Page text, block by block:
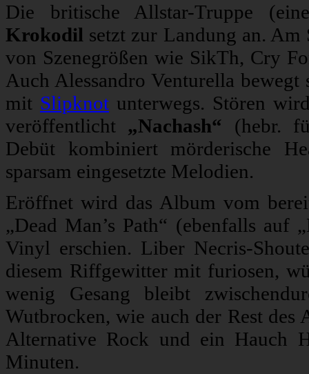
Die britische Allstar-Truppe
Krokodil setzt zur Landung an.
von Szenegrößen wie SikTh, Cry
Auch Alessandro Venturella
mit Slipknot unterwegs. Stören
veröffentlicht „Nachash“ (hebr.
Debüt kombiniert mörderische
sparsam eingesetzte Melodien.
Eröffnet wird das Album vom
„Dead Man’s Path“ (ebenfalls auf
Vinyl erschien. Liber Necris-
diesem Riffgewitter mit furiosen,
wenig Gesang bleibt
Wutbrocken, wie auch der Rest des
Alternative Rock und ein Hauch
Minuten.